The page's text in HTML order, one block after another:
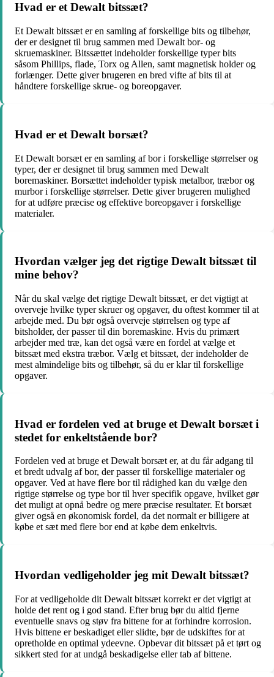
Hvad er et Dewalt bitssæt?
Et Dewalt bitssæt er en samling af forskellige bits og tilbehør,
der er designet til brug sammen med Dewalt bor- og
skruemaskiner. Bitssættet indeholder forskellige typer bits
såsom Phillips, flade, Torx og Allen, samt magnetisk holder og
forlænger. Dette giver brugeren en bred vifte af bits til at
håndtere forskellige skrue- og boreopgaver.
Hvad er et Dewalt borsæt?
Et Dewalt borsæt er en samling af bor i forskellige størrelser og
typer, der er designet til brug sammen med Dewalt
boremaskiner. Borsættet indeholder typisk metalbor, træbor og
murbor i forskellige størrelser. Dette giver brugeren mulighed
for at udføre præcise og effektive boreopgaver i forskellige
materialer.
Hvordan vælger jeg det rigtige Dewalt bitssæt til
mine behov?
Når du skal vælge det rigtige Dewalt bitssæt, er det vigtigt at
overveje hvilke typer skruer og opgaver, du oftest kommer til at
arbejde med. Du bør også overveje størrelsen og type af
bitsholder, der passer til din boremaskine. Hvis du primært
arbejder med træ, kan det også være en fordel at vælge et
bitssæt med ekstra træbor. Vælg et bitssæt, der indeholder de
mest almindelige bits og tilbehør, så du er klar til forskellige
opgaver.
Hvad er fordelen ved at bruge et Dewalt borsæt i
stedet for enkeltstående bor?
Fordelen ved at bruge et Dewalt borsæt er, at du får adgang til
et bredt udvalg af bor, der passer til forskellige materialer og
opgaver. Ved at have flere bor til rådighed kan du vælge den
rigtige størrelse og type bor til hver specifik opgave, hvilket gør
det muligt at opnå bedre og mere præcise resultater. Et borsæt
giver også en økonomisk fordel, da det normalt er billigere at
købe et sæt med flere bor end at købe dem enkeltvis.
Hvordan vedligeholder jeg mit Dewalt bitssæt?
For at vedligeholde dit Dewalt bitssæt korrekt er det vigtigt at
holde det rent og i god stand. Efter brug bør du altid fjerne
eventuelle snavs og støv fra bittene for at forhindre korrosion.
Hvis bittene er beskadiget eller slidte, bør de udskiftes for at
opretholde en optimal ydeevne. Opbevar dit bitssæt på et tørt og
sikkert sted for at undgå beskadigelse eller tab af bittene.